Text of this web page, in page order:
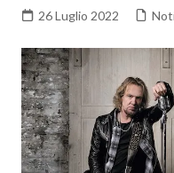
26 Luglio 2022